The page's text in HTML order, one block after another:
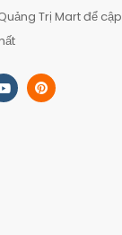
Trị Mart để cập